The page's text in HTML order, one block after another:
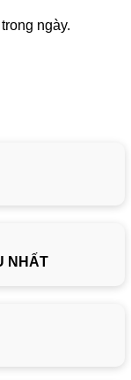
ngày.
NHẤT